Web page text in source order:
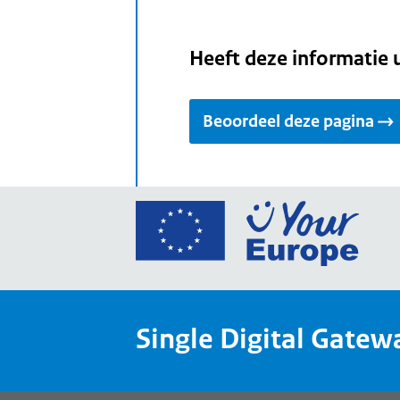
Heeft deze informatie
Beoordeel deze pagina
Ga
Your
een
Single Digital